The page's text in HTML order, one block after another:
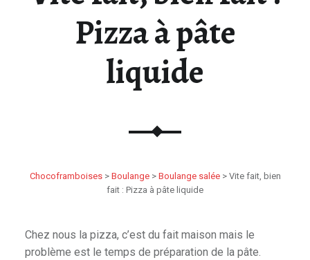
Pizza à pâte
liquide
Chocoframboises> Boulange> Boulange salée> Vite fait, bien
fait : Pizza à pâte liquide
Chez nous la pizza, c’est du fait maison mais le
problème est le temps de préparation de la pâte.